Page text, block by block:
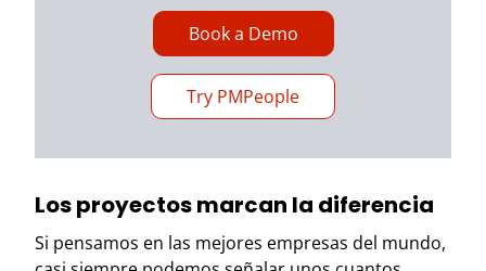
Book a Demo
Try PMPeople
Los proyectos marcan la diferencia
Si pensamos en las mejores empresas del mundo,